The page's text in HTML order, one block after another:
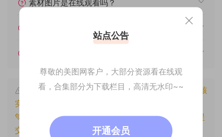
素材图片是在线观看吗？
本文资源仅供个人参考学习，请勿批量搬运，一经核
实将封禁账号权限！
💚本文资源均来源网友分享，若侵犯了您的权益可以提
交工单处理。
站点公告
尊敬的美图网客户，大部分资源看在线观
看，合集部分为下载栏目，高清无水印~~
开通会员